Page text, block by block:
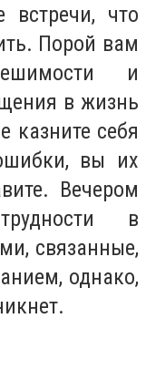
встречи, что
Порой вам
и
в жизнь
казните себя
вы их
Вечером
в
связанные,
однако,